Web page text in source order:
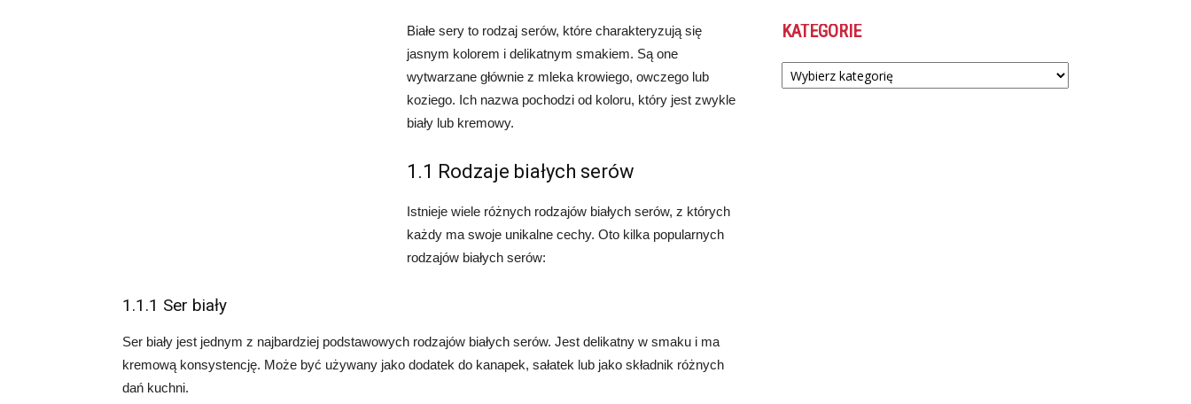
Białe sery to rodzaj serów, które charakteryzują się
jasnym kolorem i delikatnym smakiem. Są one
wytwarzane głównie z mleka krowiego, owczego lub
koziego. Ich nazwa pochodzi od koloru, który jest zwykle
biały lub kremowy.
1.1 Rodzaje białych serów
Istnieje wiele różnych rodzajów białych serów, z których
każdy ma swoje unikalne cechy. Oto kilka popularnych
rodzajów białych serów:
1.1.1 Ser biały
Ser biały jest jednym z najbardziej podstawowych rodzajów białych serów. Jest delikatny w smaku i ma
kremową konsystencję. Może być używany jako dodatek do kanapek, sałatek lub jako składnik różnych
dań kuchni.
KATEGORIE
Kategorie